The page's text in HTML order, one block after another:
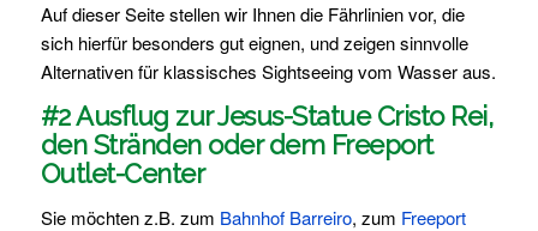
Auf dieser Seite stellen wir Ihnen die Fährlinien vor, die
sich hierfür besonders gut eignen, und zeigen sinnvolle
Alternativen für klassisches Sightseeing vom Wasser aus.
#2 Ausflug zur Jesus-Statue Cristo Rei,
den Stränden oder dem Freeport
Outlet-Center
Sie möchten z.B. zum Bahnhof Barreiro, zum Freeport